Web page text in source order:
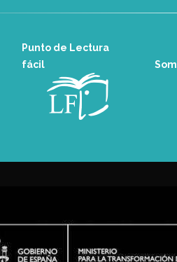
Punto de Lectura
fácil